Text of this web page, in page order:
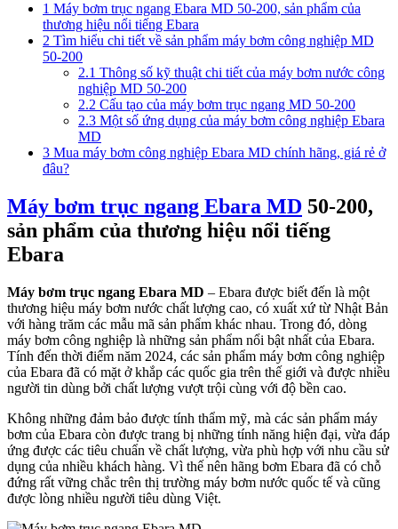
1 Máy bơm trục ngang Ebara MD 50-200, sản phẩm của
thương hiệu nổi tiếng Ebara
2 Tìm hiểu chi tiết về sản phẩm máy bơm công nghiệp MD
50-200
2.1 Thông số kỹ thuật chi tiết của máy bơm nước công
nghiệp MD 50-200
2.2 Cấu tạo của máy bơm trục ngang MD 50-200
2.3 Một số ứng dụng của máy bơm công nghiệp Ebara
MD
3 Mua máy bơm công nghiệp Ebara MD chính hãng, giá rẻ ở
đâu?
Máy bơm trục ngang Ebara MD 50-200,
sản phẩm của thương hiệu nổi tiếng
Ebara
Máy bơm trục ngang Ebara MD – Ebara được biết đến là một
thương hiệu máy bơm nước chất lượng cao, có xuất xứ từ Nhật Bản
với hàng trăm các mẫu mã sản phẩm khác nhau. Trong đó, dòng
máy bơm công nghiệp là những sản phẩm nổi bật nhất của Ebara.
Tính đến thời điểm năm 2024, các sản phẩm máy bơm công nghiệp
của Ebara đã có mặt ở khắp các quốc gia trên thế giới và được nhiều
người tin dùng bởi chất lượng vượt trội cùng với độ bền cao.
Không những đảm bảo được tính thẩm mỹ, mà các sản phẩm máy
bơm của Ebara còn được trang bị những tính năng hiện đại, vừa đáp
ứng được các tiêu chuẩn về chất lượng, vừa phù hợp với nhu cầu sử
dụng của nhiều khách hàng. Vì thế nên hãng bơm Ebara đã có chỗ
đứng rất vững chắc trên thị trường máy bơm nước quốc tế và cũng
được lòng nhiều người tiêu dùng Việt.